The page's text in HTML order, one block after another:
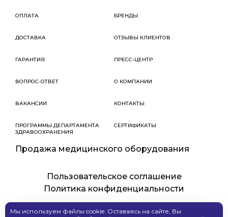
ОПЛАТА
ДОСТАВКА
ГАРАНТИЯ
БРЕНДЫ
ОТЗЫВЫ КЛИЕНТОВ
ПРЕСС-ЦЕНТР
ВОПРОС-ОТВЕТ
ВАКАНСИИ
ПРОГРАММЫ ДЕПАРТАМЕНТА
ЗДРАВООХРАНЕНИЯ
О КОМПАНИИ
КОНТАКТЫ
СЕРТИФИКАТЫ
Продажа медицинского оборудования
Пользовательское соглашение
Политика конфиденциальности
Мы используем файлы cookie. Оставаясь на сайте, Вы